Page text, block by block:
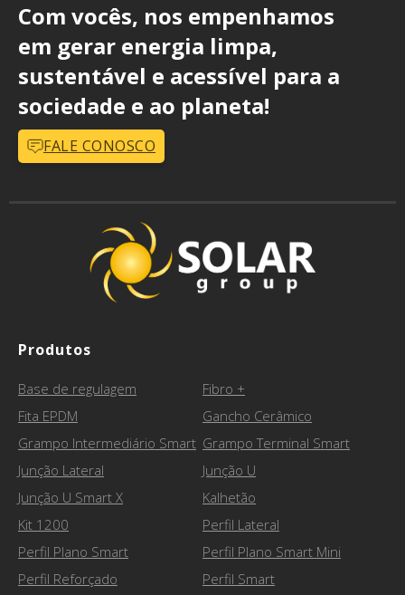
Com vocês, nos empenhamos
em gerar energia limpa,
sustentável e acessível para a
sociedade e ao planeta!
FALE CONOSCO
Produtos
Base de regulagem
Fibro +
Fita EPDM
Gancho Cerâmico
Grampo Intermediário Smart Grampo Terminal Smart
Junção Lateral
Junção U
Junção U Smart X
Kalhetão
Kit 1200
Perfil Lateral
Perfil Plano Smart
Perfil Plano Smart Mini
Perfil Reforçado
Perfil Smart